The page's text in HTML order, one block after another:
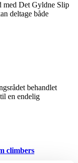
Det Gyldne Slip
deltage både
behandlet
en endelig
climbers